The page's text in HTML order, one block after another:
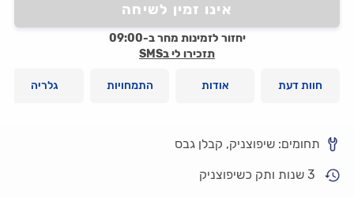
אינו זמין לשיחה
יחזור לזמינות מחר ב-09:00
תזכירו לי בSMS
חוות דעת אודות התמחויות גלריה
תחומים: שיפוצניק, קבלן גבס
3 שנות ותק כשיפוצניק